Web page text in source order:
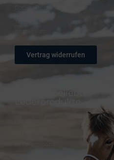
Vertrag widerrufen